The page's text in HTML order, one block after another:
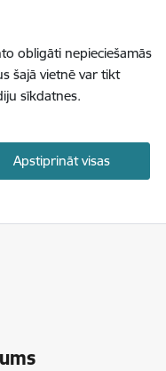
obligāti nepieciešamās
šajā vietnē var tikt
sīkdatnes.
Apstiprināt visas